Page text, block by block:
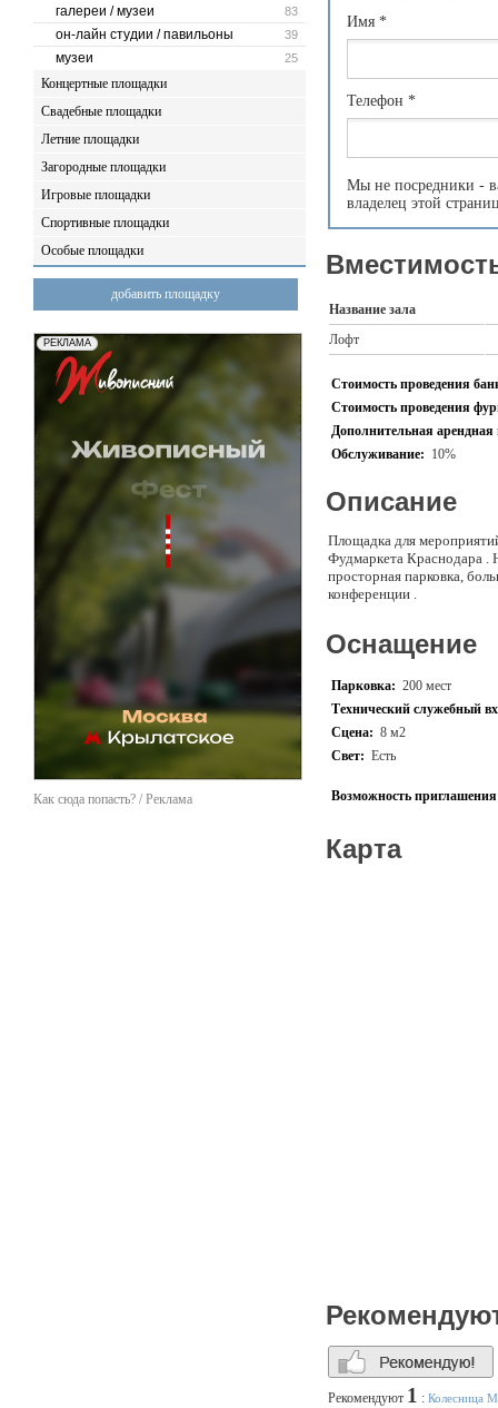
83
галереи / музеи
39
он-лайн студии / павильоны
25
музеи
Концертные площадки
Свадебные площадки
Летние площадки
Загородные площадки
Игровые площадки
Спортивные площадки
Особые площадки
добавить площадку
Как сюда попасть? / Реклама
Имя *
Телефон *
Мы не посредники -
владелец этой
Название зала
Лофт
Стоимость проведения
Стоимость проведения
Дополнительная
Обслуживание: 10%
Описание
Площадка для
Фудмаркета Краснодара .
просторная парковка,
конференции .
Оснащение
Парковка: 200 мест
Технический служебный
Сцена: 8 м2
Свет: Есть
Возможность приглашения
Карта
Рекомендуют 1 : Колесница